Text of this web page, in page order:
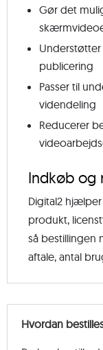
Gør det
publicering
Passer til
videndeling
Reducerer
Indkøb og
Digital2
produkt,
så bestillingen
aftale, antal
Hvordan